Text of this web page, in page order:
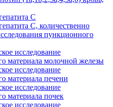
C
C, количественно
пункционного
исследование
материала молочной железы
исследование
материала печени
исследование
материала почек
исследование